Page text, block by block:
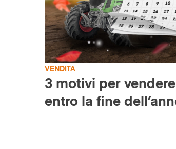
VENDITA
3 motivi per
entro la fine